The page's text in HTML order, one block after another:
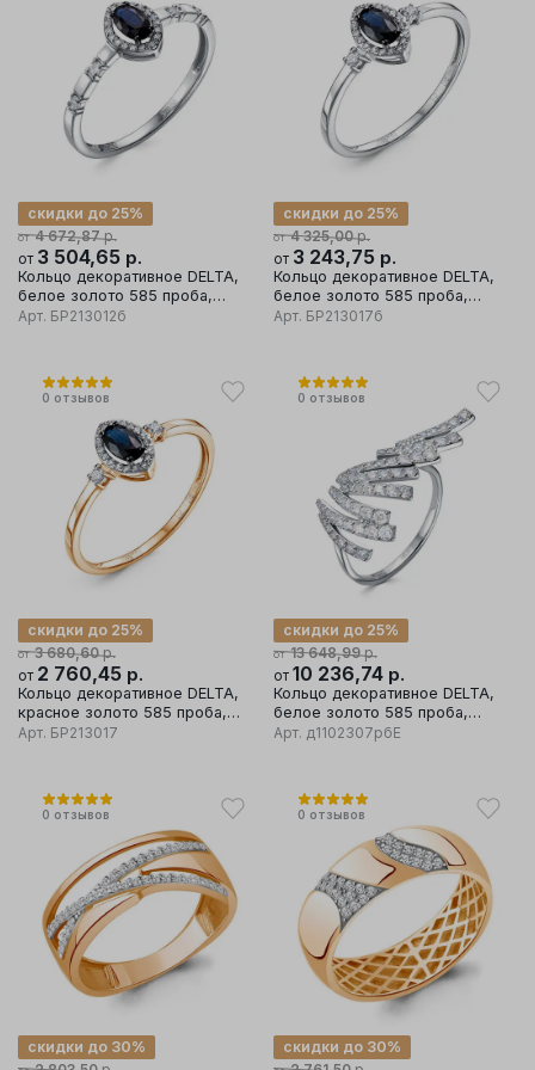
от 4 672,87р.
скидки до 25%
от 3 504,65 р.
Кольцо декоративное DELTA,
белое золото 585 проба,
вставка бриллиант/сапфир
Арт. БР213012б
от 4 325,00р.
скидки до 25%
от 3 243,75 р.
Кольцо декоративное DELTA,
белое золото 585 проба,
вставка бриллиант/сапфир
Арт. БР213017б
0 отзывов
от 3 680,60р.
скидки до 25%
от 2 760,45 р.
Кольцо декоративное DELTA,
красное золото 585 проба,
вставка бриллиант/сапфир
Арт. БР213017
0 отзывов
от 13 648,99р.
скидки до 25%
от 10 236,74 р.
Кольцо декоративное DELTA,
белое золото 585 проба,
вставка бриллиант
Арт. д1102307рбЕ
0 отзывов
скидки до 30%
0 отзывов
скидки до 30%